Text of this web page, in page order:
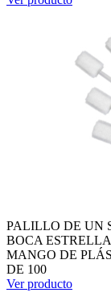
PALILLO DE UN
BOCA
MANGO DE
DE 100
Ver producto